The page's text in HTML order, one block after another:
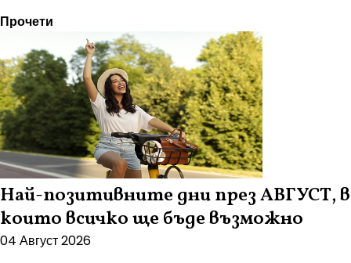
Прочети
Най-позитивните дни през АВГУСТ, в
които всичко ще бъде възможно
04 Август 2026